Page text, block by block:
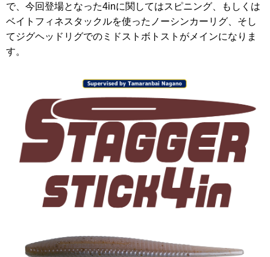
で、今回登場となった4inに関してはスピニング、もしくは
ベイトフィネスタックルを使ったノーシンカーリグ、そし
てジグヘッドリグでのミドストボトストがメインになりま
す。